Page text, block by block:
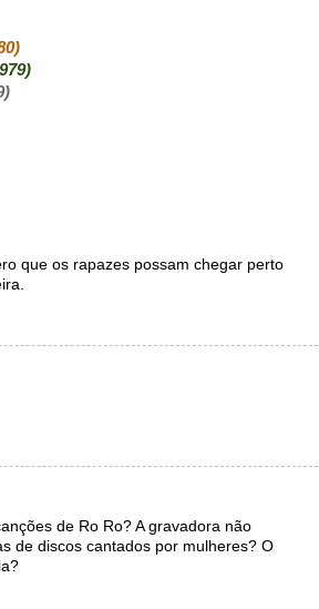
que os rapazes possam chegar perto
de Ro Ro? A gravadora não
de discos cantados por mulheres? O